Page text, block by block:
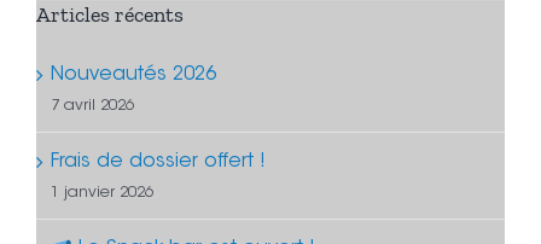
Articles récents
Nouveautés 2026
7 avril 2026
Frais de dossier offert !
1 janvier 2026